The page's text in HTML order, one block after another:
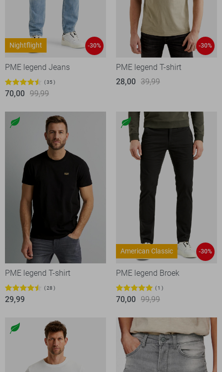
Nightflight -30%
PME legend Jeans
35
70,00 99,99
-30%
PME legend T-shirt
28,00 39,99
PME legend T-shirt
28
29,99
American Classic -30%
PME legend Broek
1
70,00 99,99